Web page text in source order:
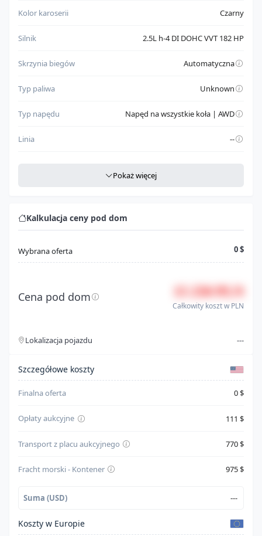
Kolor karoserii Czarny
Silnik 2.5L h-4 DI DOHC VVT 182 HP
Skrzynia biegów Automatyczna
Typ paliwa Unknown
Typ napędu Napęd na wszystkie koła | AWD
Linia --
Rodzaj nadwozia
Model Forester
Typ paliwa Unknown
Cylindry 4
System bezpieczeństwa --
Skrzynia biegów Automatic
Napęd All Wheel Drive
Kolor karoserii Czarny
Pokaż więcej
Kalkulacja ceny pod dom
Wybrana oferta 0 $
Cena pod dom 15 250 PLN
Całkowity koszt w PLN
Lokalizacja pojazdu ---
Szczegóły kosztów
Szczegółowe koszty
Finalna oferta 0 $
Opłaty aukcyjne 111 $
Transport z placu aukcyjnego 770 $
Fracht morski - Kontener 975 $
Suma (USD) ---
Koszty w Europie